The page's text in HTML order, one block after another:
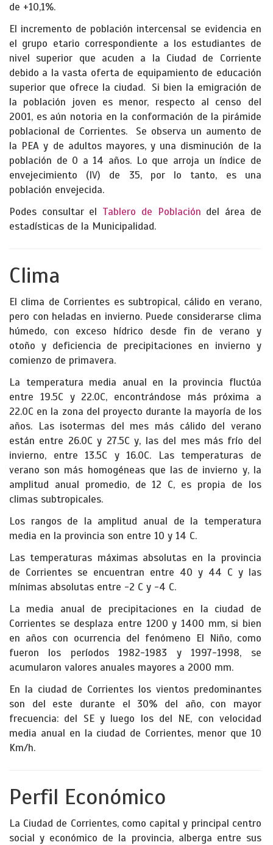
de +10,1%.
El incremento de población intercensal se evidencia en
el grupo etario correspondiente a los estudiantes de
nivel superior que acuden a la Ciudad de Corriente
debido a la vasta oferta de equipamiento de educación
superior que ofrece la ciudad. Si bien la emigración de
la población joven es menor, respecto al censo del
2001, es aún notoria en la conformación de la pirámide
poblacional de Corrientes. Se observa un aumento de
la PEA y de adultos mayores, y una disminución de la
población de 0 a 14 años. Lo que arroja un índice de
envejecimiento (IV) de 35, por lo tanto, es una
población envejecida.
Podes consultar el Tablero de Población del área de
estadísticas de la Municipalidad.
Clima
El clima de Corrientes es subtropical, cálido en verano,
pero con heladas en invierno. Puede considerarse clima
húmedo, con exceso hídrico desde fin de verano y
otoño y deficiencia de precipitaciones en invierno y
comienzo de primavera.
La temperatura media anual en la provincia fluctúa
entre 19.5C y 22.0C, encontrándose más próxima a
22.0C en la zona del proyecto durante la mayoría de los
años. Las isotermas del mes más cálido del verano
están entre 26.0C y 27.5C y, las del mes más frío del
invierno, entre 13.5C y 16.0C. Las temperaturas de
verano son más homogéneas que las de invierno y, la
amplitud anual promedio, de 12 C, es propia de los
climas subtropicales.
Los rangos de la amplitud anual de la temperatura
media en la provincia son entre 10 y 14 C.
Las temperaturas máximas absolutas en la provincia
de Corrientes se encuentran entre 40 y 44 C y las
mínimas absolutas entre -2 C y -4 C.
La media anual de precipitaciones en la ciudad de
Corrientes se desplaza entre 1200 y 1400 mm, si bien
en años con ocurrencia del fenómeno El Niño, como
fueron los períodos 1982-1983 y 1997-1998, se
acumularon valores anuales mayores a 2000 mm.
En la ciudad de Corrientes los vientos predominantes
son del este durante el 30% del año, con mayor
frecuencia: del SE y luego los del NE, con velocidad
media anual en la ciudad de Corrientes, menor que 10
Km/h.
Perfil Económico
La Ciudad de Corrientes, como capital y principal centro
social y económico de la provincia, alberga entre sus